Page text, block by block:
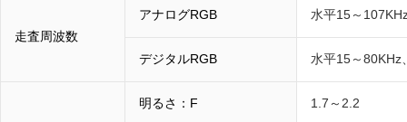
走査周波数
アナログRGB 水平15～
デジタルRGB 水平15～80KHz
明るさ：F 1.7～2.2